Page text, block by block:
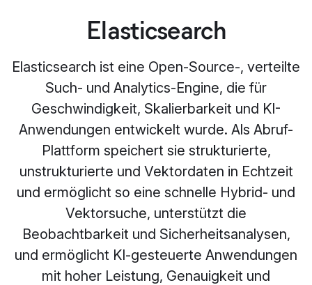
Elasticsearch
Elasticsearch ist eine Open-Source-, verteilte
Such- und Analytics-Engine, die für
Geschwindigkeit, Skalierbarkeit und KI-
Anwendungen entwickelt wurde. Als Abruf-
Plattform speichert sie strukturierte,
unstrukturierte und Vektordaten in Echtzeit
und ermöglicht so eine schnelle Hybrid- und
Vektorsuche, unterstützt die
Beobachtbarkeit und Sicherheitsanalysen,
und ermöglicht KI-gesteuerte Anwendungen
mit hoher Leistung, Genauigkeit und